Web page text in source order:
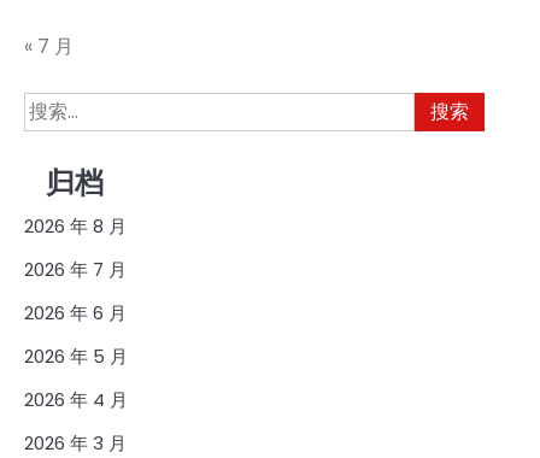
« 7 月
搜
索：
归档
2026 年 8 月
2026 年 7 月
2026 年 6 月
2026 年 5 月
2026 年 4 月
2026 年 3 月